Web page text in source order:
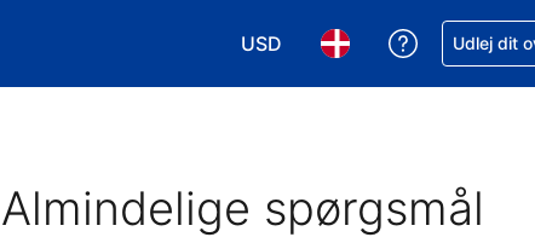
USD
Vælg valuta. Din nuværende
Vælg sprog. Dit
Få hjælp til
Udlej dit
Almindelige spørgsmål